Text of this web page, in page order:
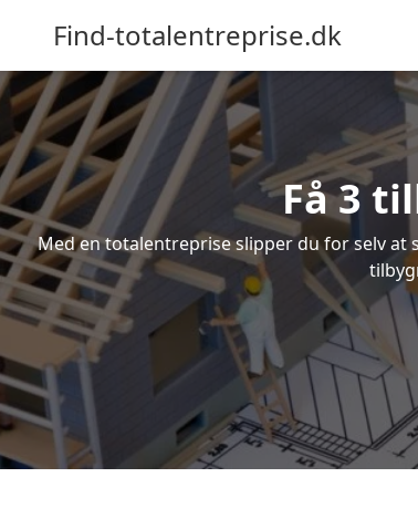
Find-totalentreprise.dk
Få 3
Med en totalentreprise slipper du for selv